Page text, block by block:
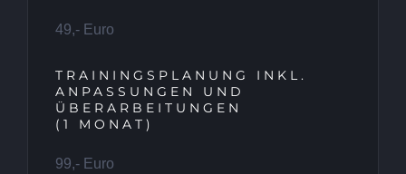
49,- Euro
TRAININGSPLANUNG INKL.
ANPASSUNGEN UND
ÜBERARBEITUNGEN
(1 MONAT)
99,- Euro